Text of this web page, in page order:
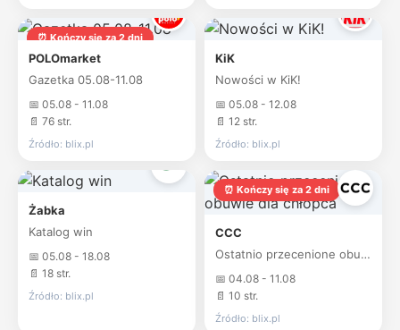
⏰ Kończy się za 2 dni
POLOmarket
Gazetka 05.08-11.08
📅 05.08 - 11.08
📄 76 str.
Źródło: blix.pl
KiK
Nowości w KiK!
📅 05.08 - 12.08
📄 12 str.
Źródło: blix.pl
Żabka
Katalog win
📅 05.08 - 18.08
📄 18 str.
Źródło: blix.pl
⏰ Kończy się za 2 dni
CCC
Ostatnio przecenione obuwie dla chłopca
📅 04.08 - 11.08
📄 10 str.
Źródło: blix.pl